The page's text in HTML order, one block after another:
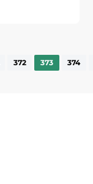
372 373 374